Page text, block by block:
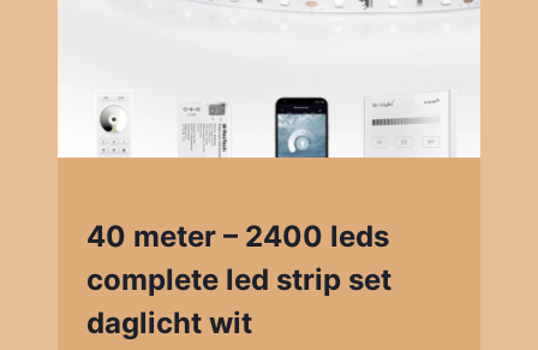
40 meter – 2400 leds
complete led strip set
daglicht wit